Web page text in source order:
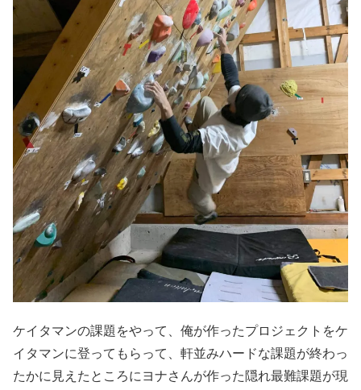
ケイタマンの課題をやって、俺が作ったプロジェクトをケ
イタマンに登ってもらって、軒並みハードな課題が終わっ
たかに見えたところにヨナさんが作った隠れ最難課題が現